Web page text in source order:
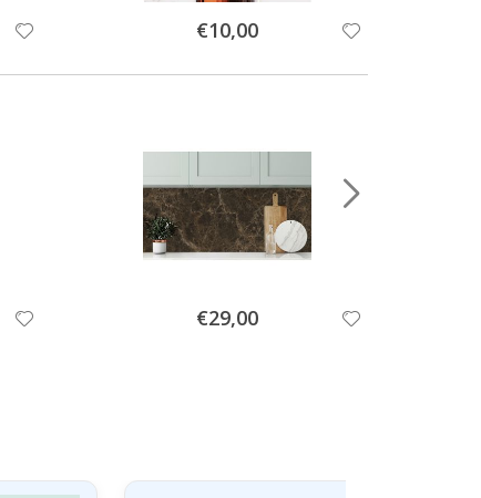
Special
Price
€10,00
Special
Price
€29,00